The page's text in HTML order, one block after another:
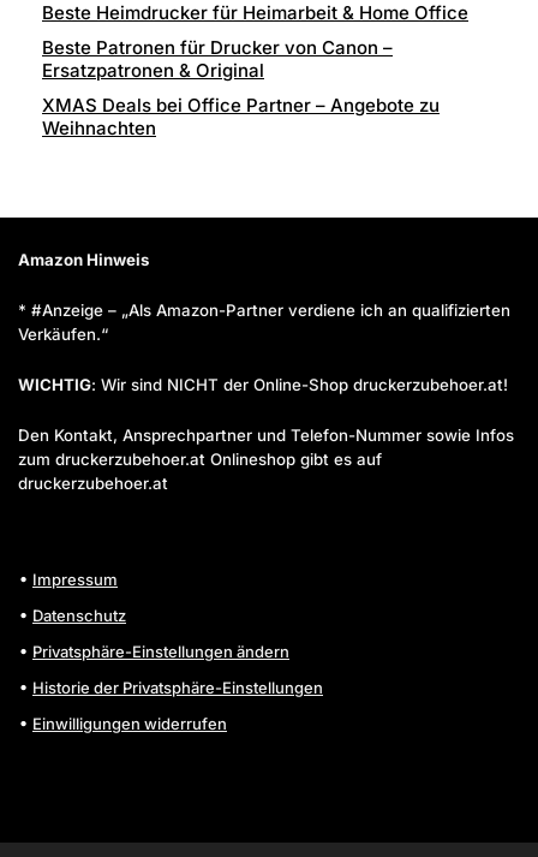
Beste Heimdrucker für Heimarbeit & Home Office
Beste Patronen für Drucker von Canon –
Ersatzpatronen & Original
XMAS Deals bei Office Partner – Angebote zu
Weihnachten
Amazon Hinweis
* #Anzeige – „Als Amazon-Partner verdiene ich an qualifizierten
Verkäufen.“
WICHTIG: Wir sind NICHT der Online-Shop druckerzubehoer.at!
Den Kontakt, Ansprechpartner und Telefon-Nummer sowie Infos
zum druckerzubehoer.at Onlineshop gibt es auf
druckerzubehoer.at
Impressum
Datenschutz
Privatsphäre-Einstellungen ändern
Historie der Privatsphäre-Einstellungen
Einwilligungen widerrufen